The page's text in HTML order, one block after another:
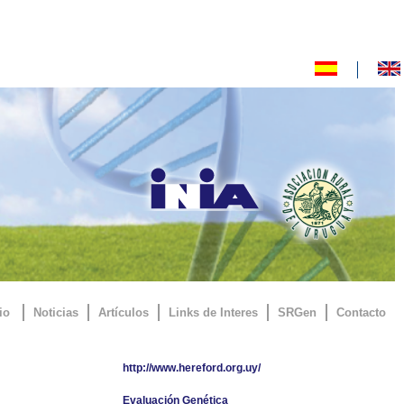
Noticias Artículos Links de Interes SRGen Contacto
http://www.hereford.org.uy/
Evaluación Genética